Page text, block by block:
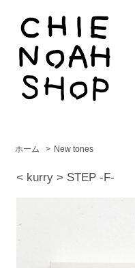
ホーム > New tones
< kurry > STEP -F-